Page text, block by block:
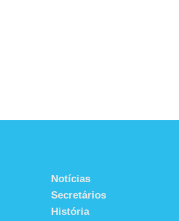
Notícias
Secretários
História